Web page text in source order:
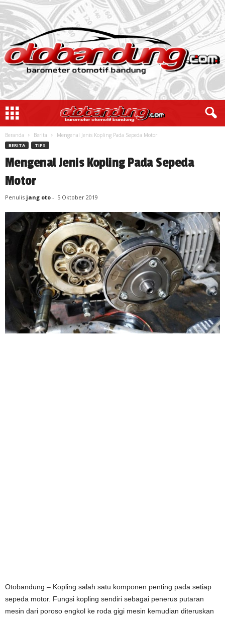
Beranda Berita Mengenal Jenis Kopling Pada Sepeda Motor
BERITA TIPS
Mengenal Jenis Kopling Pada Sepeda
Motor
Penulis jang oto - 5 Oktober 2019
Otobandung – Kopling salah satu komponen penting pada setiap
sepeda motor. Fungsi kopling sendiri sebagai penerus putaran
mesin dari poroso engkol ke roda gigi mesin kemudian diteruskan